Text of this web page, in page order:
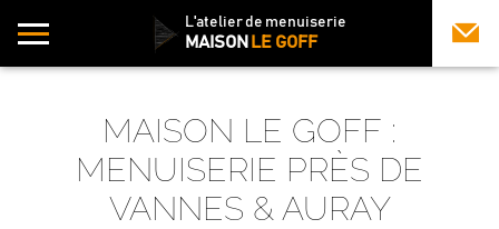
L'atelier de menuiserie
MAISON LE GOFF
MAISON LE GOFF :
MENUISERIE PRÈS DE
VANNES & AURAY